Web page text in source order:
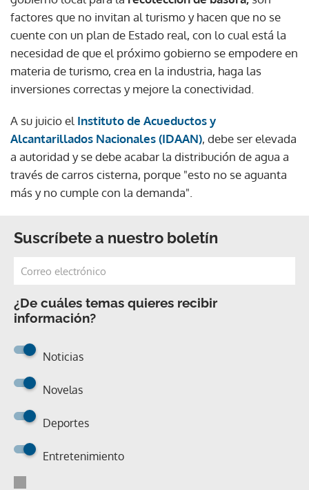
factores que no invitan al turismo y hacen que no se
cuente con un plan de Estado real, con lo cual está la
necesidad de que el próximo gobierno se empodere en
materia de turismo, crea en la industria, haga las
inversiones correctas y mejore la conectividad.
A su juicio el Instituto de Acueductos y
Alcantarillados Nacionales (IDAAN), debe ser elevada
a autoridad y se debe acabar la distribución de agua a
través de carros cisterna, porque "esto no se aguanta
más y no cumple con la demanda".
Suscríbete a nuestro boletín
¿De cuáles temas quieres recibir
información?
Noticias
Novelas
Deportes
Entretenimiento